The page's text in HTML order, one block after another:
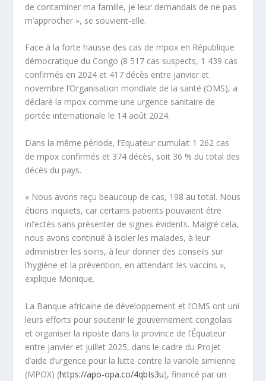
de contaminer ma famille, je leur demandais de ne pas
m’approcher », se souvient-elle.
Face à la forte hausse des cas de mpox en République
démocratique du Congo (8 517 cas suspects, 1 439 cas
confirmés en 2024 et 417 décès entre janvier et
novembre l’Organisation mondiale de la santé (OMS), a
déclaré la mpox comme une urgence sanitaire de
portée internationale le 14 août 2024.
Dans la même période, l’Equateur cumulait 1 262 cas
de mpox confirmés et 374 décès, soit 36 % du total des
décès du pays.
« Nous avons reçu beaucoup de cas, 198 au total. Nous
étions inquiets, car certains patients pouvaient être
infectés sans présenter de signes évidents. Malgré cela,
nous avons continué à isoler les malades, à leur
administrer les soins, à leur donner des conseils sur
l’hygiène et la prévention, en attendant les vaccins »,
explique Monique.
La Banque africaine de développement et l’OMS ont uni
leurs efforts pour soutenir le gouvernement congolais
et organiser la riposte dans la province de l’Équateur
entre janvier et juillet 2025, dans le cadre du Projet
d’aide d’urgence pour la lutte contre la variole simienne
(MPOX) (https://apo-opa.co/4qbIs3u), financé par un